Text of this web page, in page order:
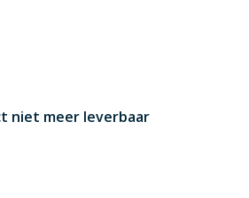
niet meer leverbaar